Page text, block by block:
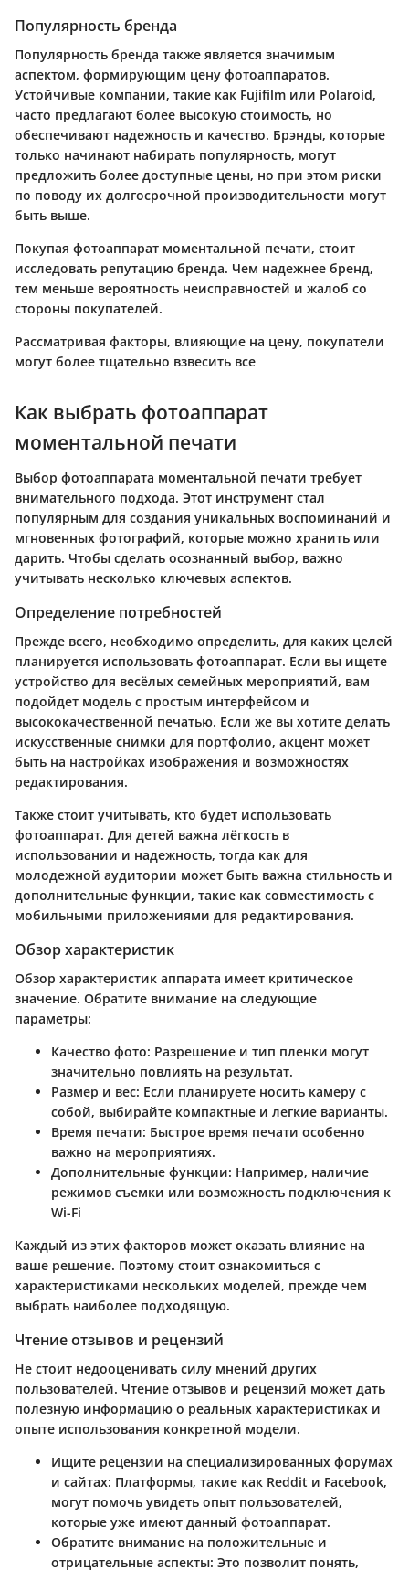
Популярность бренда
Популярность бренда также является значимым
аспектом, формирующим цену фотоаппаратов.
Устойчивые компании, такие как Fujifilm или Polaroid,
часто предлагают более высокую стоимость, но
обеспечивают надежность и качество. Брэнды, которые
только начинают набирать популярность, могут
предложить более доступные цены, но при этом риски
по поводу их долгосрочной производительности могут
быть выше.
Покупая фотоаппарат моментальной печати, стоит
исследовать репутацию бренда. Чем надежнее бренд,
тем меньше вероятность неисправностей и жалоб со
стороны покупателей.
Рассматривая факторы, влияющие на цену, покупатели
могут более тщательно взвесить все
Как выбрать фотоаппарат
моментальной печати
Выбор фотоаппарата моментальной печати требует
внимательного подхода. Этот инструмент стал
популярным для создания уникальных воспоминаний и
мгновенных фотографий, которые можно хранить или
дарить. Чтобы сделать осознанный выбор, важно
учитывать несколько ключевых аспектов.
Определение потребностей
Прежде всего, необходимо определить, для каких целей
планируется использовать фотоаппарат. Если вы ищете
устройство для весёлых семейных мероприятий, вам
подойдет модель с простым интерфейсом и
высококачественной печатью. Если же вы хотите делать
искусственные снимки для портфолио, акцент может
быть на настройках изображения и возможностях
редактирования.
Также стоит учитывать, кто будет использовать
фотоаппарат. Для детей важна лёгкость в
использовании и надежность, тогда как для
молодежной аудитории может быть важна стильность и
дополнительные функции, такие как совместимость с
мобильными приложениями для редактирования.
Обзор характеристик
Обзор характеристик аппарата имеет критическое
значение. Обратите внимание на следующие
параметры:
Качество фото: Разрешение и тип пленки могут
значительно повлиять на результат.
Размер и вес: Если планируете носить камеру с
собой, выбирайте компактные и легкие варианты.
Время печати: Быстрое время печати особенно
важно на мероприятиях.
Дополнительные функции: Например, наличие
режимов съемки или возможность подключения к
Wi-Fi
Каждый из этих факторов может оказать влияние на
ваше решение. Поэтому стоит ознакомиться с
характеристиками нескольких моделей, прежде чем
выбрать наиболее подходящую.
Чтение отзывов и рецензий
Не стоит недооценивать силу мнений других
пользователей. Чтение отзывов и рецензий может дать
полезную информацию о реальных характеристиках и
опыте использования конкретной модели.
Ищите рецензии на специализированных форумах
и сайтах: Платформы, такие как Reddit и Facebook,
могут помочь увидеть опыт пользователей,
которые уже имеют данный фотоаппарат.
Обратите внимание на положительные и
отрицательные аспекты: Это позволит понять,